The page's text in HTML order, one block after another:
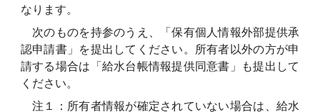
なります。
次のものを持参のうえ、「保有個人情報外部提供承
認申請書」を提出してください。所有者以外の方が申
請する場合は「給水台帳情報提供同意書」も提出して
ください。
注１：所有者情報が確定されていない場合は、給水